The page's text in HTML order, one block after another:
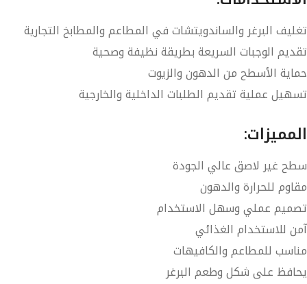
تغليف البرغر والساندويتشات في المطاعم والمطابخ التجارية
تقديم الوجبات السريعة بطريقة نظيفة وصحية
حماية الأسطح من الدهون والزيوت
تسهيل عملية تقديم الطلبات الداخلية والخارجية
المميزات:
سطح غير لاصق عالي الجودة
مقاوم للحرارة والدهون
تصميم عملي وسهل الاستخدام
آمن للاستخدام الغذائي
مناسب للمطاعم والكافيهات
يحافظ على شكل وطعم البرغر